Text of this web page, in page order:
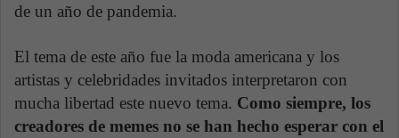
de un año de pandemia.
El tema de este año fue la moda americana y los
artistas y celebridades invitados interpretaron con
mucha libertad este nuevo tema. Como siempre, los
creadores de memes no se han hecho esperar con el